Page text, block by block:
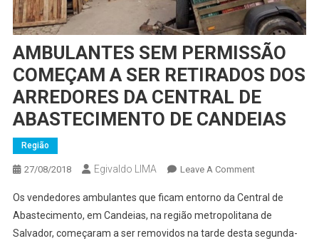
AMBULANTES SEM PERMISSÃO
COMEÇAM A SER RETIRADOS DOS
ARREDORES DA CENTRAL DE
ABASTECIMENTO DE CANDEIAS
Região
27/08/2018 Egivaldo LIMA Leave A CommentOn
SEM
PERMISSÃO
COMEÇAM
Os vendedores ambulantes que ficam entorno da Central de
Abastecimento, em Candeias, na região metropolitana de
Salvador, começaram a ser removidos na tarde desta segunda-